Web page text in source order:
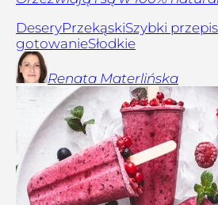
DeseryPrzekąskiSzybki przepis
gotowanieSłodkie
Renata Materlińska